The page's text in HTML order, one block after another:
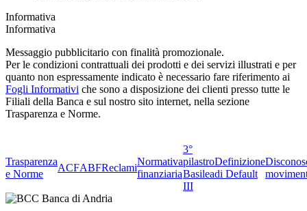
Informativa
Informativa
Messaggio pubblicitario con finalità promozionale.
Per le condizioni contrattuali dei prodotti e dei servizi illustrati e per
quanto non espressamente indicato è necessario fare riferimento ai
Fogli Informativi che sono a disposizione dei clienti presso tutte le
Filiali della Banca e sul nostro sito internet, nella sezione
Trasparenza e Norme.
Trasparenza
e Norme
ACFABFReclami
Normativa
finanziaria
3°
pilastro
Basilea
III
Definizione
di Default